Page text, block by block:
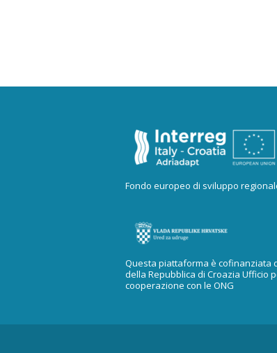
Fondo europeo di sviluppo
Questa piattaforma è cofinanziata
della Repubblica di Croazia Ufficio
cooperazione con le ONG